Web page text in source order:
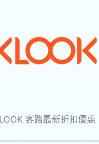
客路最新折扣優惠